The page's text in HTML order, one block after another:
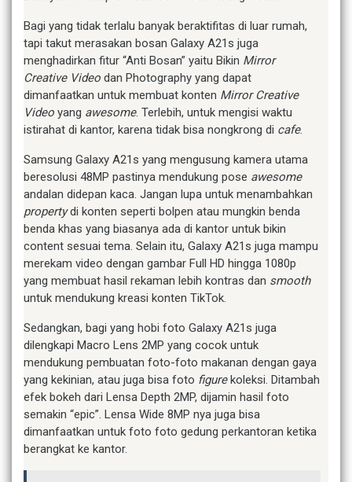
Bagi yang tidak terlalu banyak beraktifitas di luar rumah,
tapi takut merasakan bosan Galaxy A21s juga
menghadirkan fitur “Anti Bosan” yaitu Bikin Mirror
Creative Video dan Photography yang dapat
dimanfaatkan untuk membuat konten Mirror Creative
Video yang awesome. Terlebih, untuk mengisi waktu
istirahat di kantor, karena tidak bisa nongkrong di cafe.
Samsung Galaxy A21s yang mengusung kamera utama
beresolusi 48MP pastinya mendukung pose awesome
andalan didepan kaca. Jangan lupa untuk menambahkan
propertydi konten seperti bolpen atau mungkin benda
benda khas yang biasanya ada di kantor untuk bikin
content sesuai tema. Selain itu, Galaxy A21s juga mampu
merekam video dengan gambar Full HD hingga 1080p
yang membuat hasil rekaman lebih kontras dan smooth
untuk mendukung kreasi konten TikTok.
Sedangkan, bagi yang hobi foto Galaxy A21s juga
dilengkapi Macro Lens 2MP yang cocok untuk
mendukung pembuatan foto-foto makanan dengan gaya
yang kekinian, atau juga bisa foto figurekoleksi. Ditambah
efek bokeh dari Lensa Depth 2MP, dijamin hasil foto
semakin “epic”. Lensa Wide 8MP nya juga bisa
dimanfaatkan untuk foto foto gedung perkantoran ketika
berangkat ke kantor.